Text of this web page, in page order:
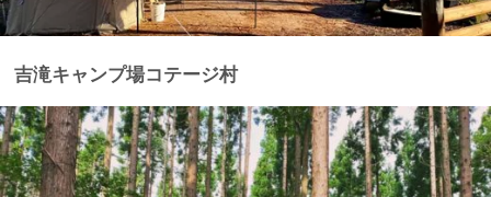
吉滝キャンプ場コテージ村